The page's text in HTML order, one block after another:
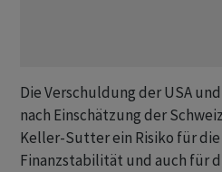
Die Verschuldung der USA
nach Einschätzung der
Keller-Sutter ein Risiko für
Finanzstabilität und auch für